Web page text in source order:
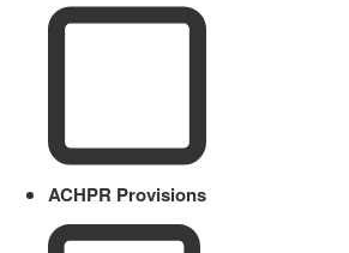
ACHPR Provisions